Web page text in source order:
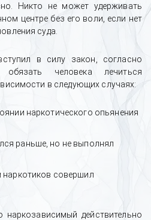
Никто не может удерживать
центре без его воли, если нет
суда.
в силу закон, согласно
человека лечиться
в следующих случаях:
наркотического опьянения
раньше, но не выполнял
наркотиков совершил
наркозависимый действительно